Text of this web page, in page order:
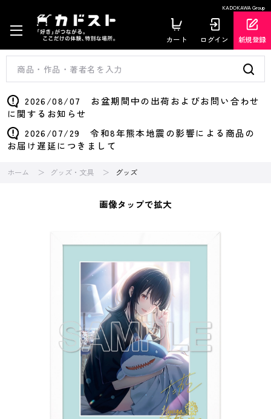
KADOKAWA Group
カート ログイン 新規登録
2026/08/07 お盆期間中の出荷およびお問い合わせ
に関するお知らせ
2026/07/29 令和8年熊本地震の影響による商品の
お届け遅延につきまして
ホーム グッズ・文具 グッズ
画像タップで拡大